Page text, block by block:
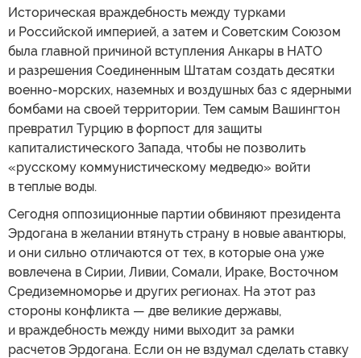
Историческая враждебность между турками
и Российской империей, а затем и Советским Союзом
была главной причиной вступления Анкары в НАТО
и разрешения Соединенным Штатам создать десятки
военно-морских, наземных и воздушных баз с ядерными
бомбами на своей территории. Тем самым Вашингтон
превратил Турцию в форпост для защиты
капиталистического Запада, чтобы не позволить
«русскому коммунистическому медведю» войти
в теплые воды.
Сегодня оппозиционные партии обвиняют президента
Эрдогана в желании втянуть страну в новые авантюры,
и они сильно отличаются от тех, в которые она уже
вовлечена в Сирии, Ливии, Сомали, Ираке, Восточном
Средиземноморье и других регионах. На этот раз
стороны конфликта — две великие державы,
и враждебность между ними выходит за рамки
расчетов Эрдогана. Если он не вздумал сделать ставку